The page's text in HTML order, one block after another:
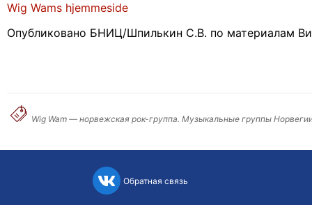
Wig Wams hjemmeside
Опубликовано БНИЦ/Шпилькин С.В. по материалам
Wig Wam — норвежская рок-группа. Музыкальные группы
Обратная связь